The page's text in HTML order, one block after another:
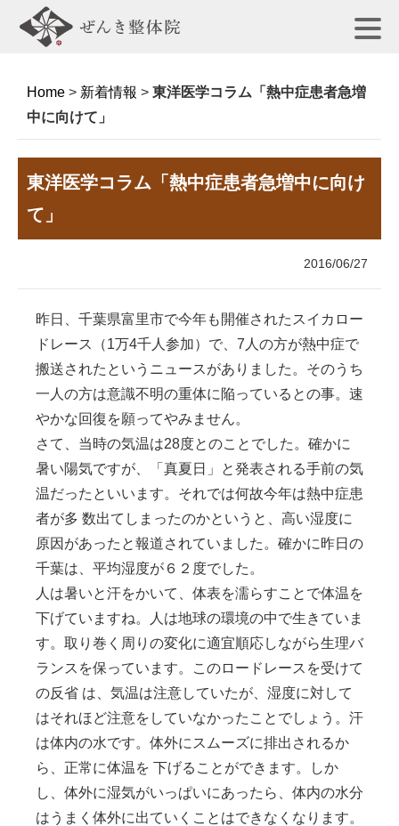
Home > 新着情報 > 東洋医学コラム「熱中症患者急増
中に向けて」
東洋医学コラム「熱中症患者急増中に向け
て」
2016/06/27
昨日、千葉県富里市で今年も開催されたスイカロー
ドレース（1万4千人参加）で、7人の方が熱中症で
搬送されたというニュースがありました。そのうち
一人の方は意識不明の重体に陥っているとの事。速
やかな回復を願ってやみません。
さて、当時の気温は28度とのことでした。確かに
暑い陽気ですが、「真夏日」と発表される手前の気
温だったといいます。それでは何故今年は熱中症患
者が多 数出てしまったのかというと、高い湿度に
原因があったと報道されていました。確かに昨日の
千葉は、平均湿度が６２度でした。
人は暑いと汗をかいて、体表を濡らすことで体温を
下げていますね。人は地球の環境の中で生きていま
す。取り巻く周りの変化に適宜順応しながら生理バ
ランスを保っています。このロードレースを受けて
の反省 は、気温は注意していたが、湿度に対して
はそれほど注意をしていなかったことでしょう。汗
は体内の水です。体外にスムーズに排出されるか
ら、正常に体温を 下げることができます。しか
し、体外に湿気がいっぱいにあったら、体内の水分
はうまく体外に出ていくことはできなくなります。